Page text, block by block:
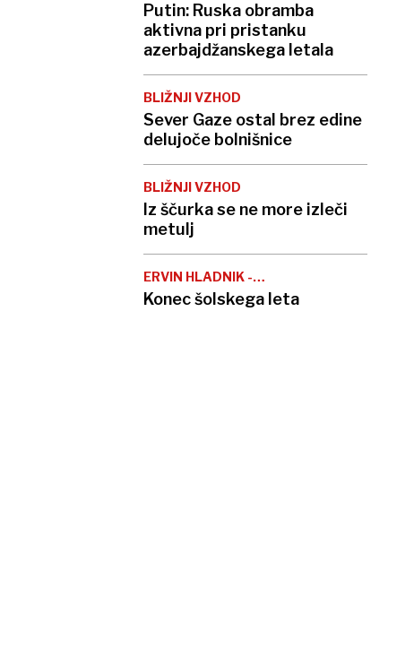
Putin: Ruska obramba
aktivna pri pristanku
azerbajdžanskega letala
BLIŽNJI VZHOD
Sever Gaze ostal brez edine
delujoče bolnišnice
BLIŽNJI VZHOD
Iz ščurka se ne more izleči
metulj
ERVIN HLADNIK -
MILHARČIČ
Konec šolskega leta